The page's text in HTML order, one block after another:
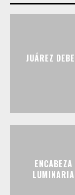
JUÁREZ